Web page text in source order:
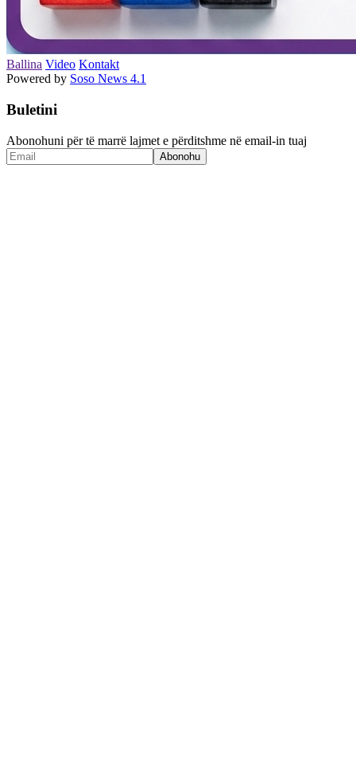
Ballina Video Kontakt
Powered by Soso News 4.1
Buletini
Abonohuni për të marrë lajmet e përditshme në email-in tuaj
Abonohu